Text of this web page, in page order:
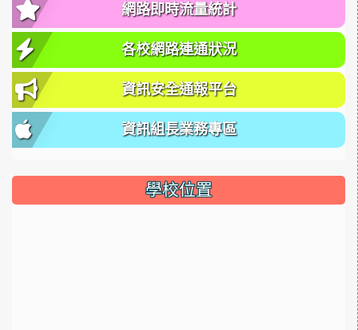
網路即時流量統計
各校網路連通狀況
資訊安全通報平台
資訊組長業務專區
學校位置